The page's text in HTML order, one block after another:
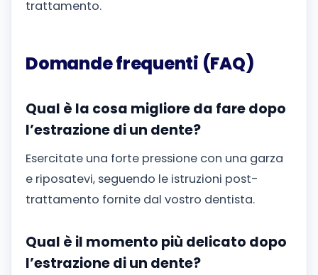
trattamento.
Domande frequenti (FAQ)
Qual è la cosa migliore da fare dopo
l’estrazione di un dente?
Esercitate una forte pressione con una garza
e riposatevi, seguendo le istruzioni post-
trattamento fornite dal vostro dentista.
Qual è il momento più delicato dopo
l’estrazione di un dente?